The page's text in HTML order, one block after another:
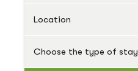
Location
Choose the type of stay